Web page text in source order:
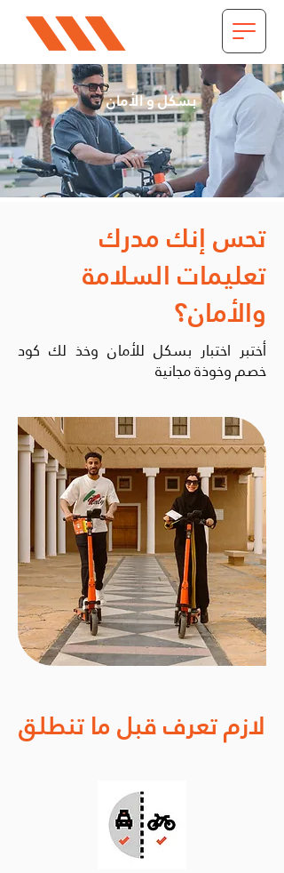
بسكل و الأمان
تحس إنك مدرك
تعليمات السلامة
والأمان؟
أختبر اختبار بسكل للأمان وخذ لك كود
خصم وخوذة مجانية
لازم تعرف قبل ما تنطلق